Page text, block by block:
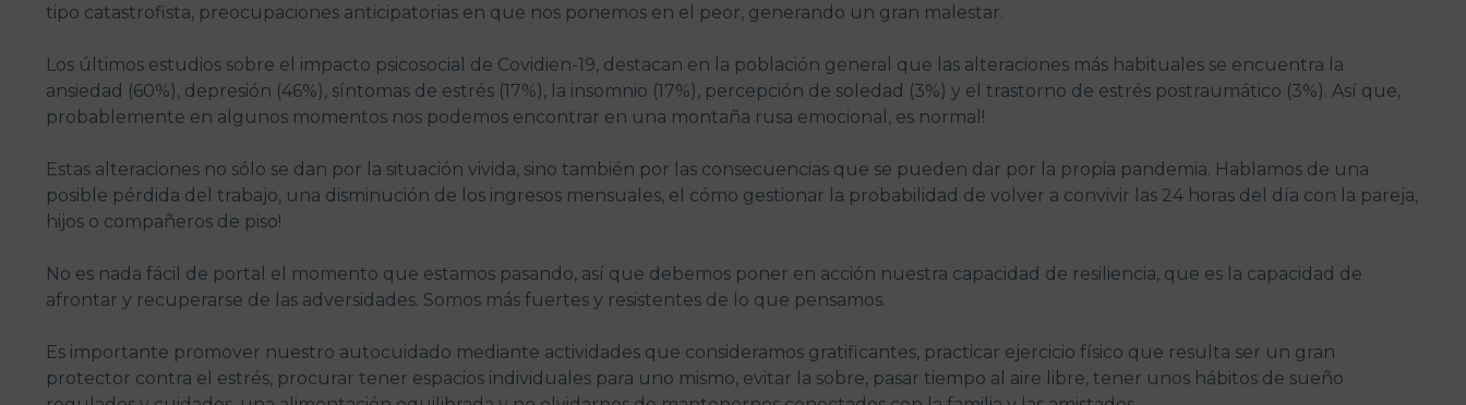
tipo catastrofista, preocupaciones anticipatorias en que nos ponemos en el peor, generando un gran malestar.
Los últimos estudios sobre el impacto psicosocial de Covidien-19, destacan en la población general que las alteraciones más habituales se encuentra la
ansiedad (60%), depresión (46%), síntomas de estrés (17%), la insomnio (17%), percepción de soledad (3%) y el trastorno de estrés postraumático (3%). Así que,
probablemente en algunos momentos nos podemos encontrar en una montaña rusa emocional, es normal!
Estas alteraciones no sólo se dan por la situación vivida, sino también por las consecuencias que se pueden dar por la propia pandemia. Hablamos de una
posible pérdida del trabajo, una disminución de los ingresos mensuales, el cómo gestionar la probabilidad de volver a convivir las 24 horas del día con la pareja,
hijos o compañeros de piso!
No es nada fácil de portal el momento que estamos pasando, así que debemos poner en acción nuestra capacidad de resiliencia, que es la capacidad de
afrontar y recuperarse de las adversidades. Somos más fuertes y resistentes de lo que pensamos.
Es importante promover nuestro autocuidado mediante actividades que consideramos gratificantes, practicar ejercicio físico que resulta ser un gran
protector contra el estrés, procurar tener espacios individuales para uno mismo, evitar la sobre, pasar tiempo al aire libre, tener unos hábitos de sueño